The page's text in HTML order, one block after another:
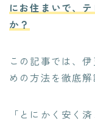
にお住まいで、
か？
この記事では、
めの方法を徹底解
「とにかく安く済